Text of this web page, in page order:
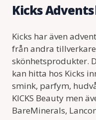
Kicks
Kicks har även
från andra
skönhetsprodukter.
kan hitta hos Kicks
smink, parfym,
KICKS Beauty men
BareMinerals,